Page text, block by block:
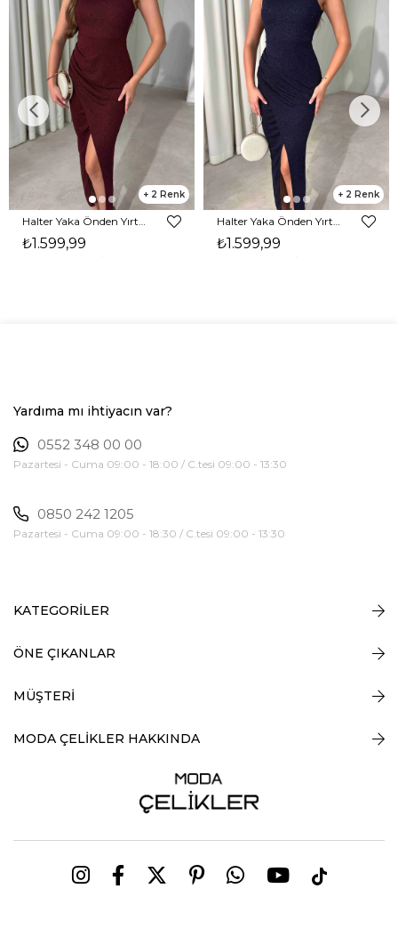
2
Halter Yaka Önden Yırtmaçlı Midi Boy Bordo Hasre Kadın Elbise 26Y502
₺1.599,99
2
Halter Yaka Önden Yırtmaçlı Midi Boy Lacivert Hasre Kadın Elbise 26Y502
₺1.599,99
Yardıma mı ihtiyacın var?
0552 348 00 00
Pazartesi - Cuma 09:00 - 18:00 / C.tesi 09:00 - 13:30
0850 242 1205
Pazartesi - Cuma 09:00 - 18:30 / C.tesi 09:00 - 13:30
KATEGORİLER
ÖNE ÇIKANLAR
MÜŞTERİ
MODA ÇELİKLER HAKKINDA